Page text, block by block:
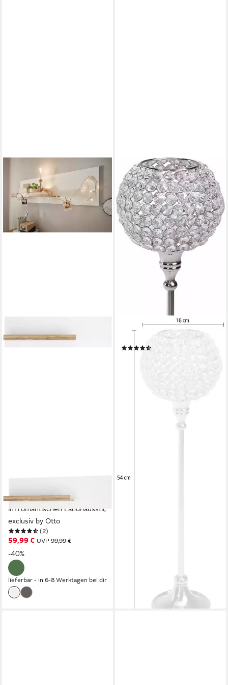
Wandregal WESTMINSTER,
im romantischen Landhausstil,
exclusiv by Otto
(2)
59,99 € UVP 99,99 €
-40%
lieferbar - in 6-8 Werktagen bei dir
OTTO HOME
Kerzenständer Kristall
UVP
lieferbar - in 4-5 Werktagen bei dir